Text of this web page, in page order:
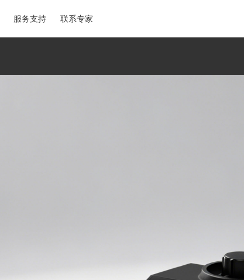
服务支持 联系专家